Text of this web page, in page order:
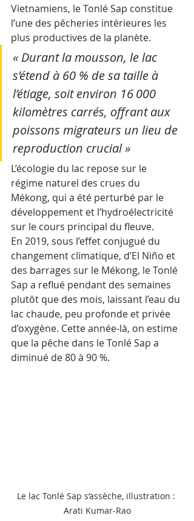
Vietnamiens, le Tonlé Sap constitue
l’une des pêcheries intérieures les
plus productives de la planète.
« Durant la mousson, le lac
s’étend à 60 % de sa taille à
l’étiage, soit environ 16 000
kilomètres carrés, offrant aux
poissons migrateurs un lieu de
reproduction crucial »
L’écologie du lac repose sur le
régime naturel des crues du
Mékong, qui a été perturbé par le
développement et l’hydroélectricité
sur le cours principal du fleuve.
En 2019, sous l’effet conjugué du
changement climatique, d’El Niño et
des barrages sur le Mékong, le Tonlé
Sap a reflué pendant des semaines
plutôt que des mois, laissant l’eau du
lac chaude, peu profonde et privée
d’oxygène. Cette année-là, on estime
que la pêche dans le Tonlé Sap a
diminué de 80 à 90 %.
Le lac Tonlé Sap s’assèche, illustration :
Arati Kumar-Rao